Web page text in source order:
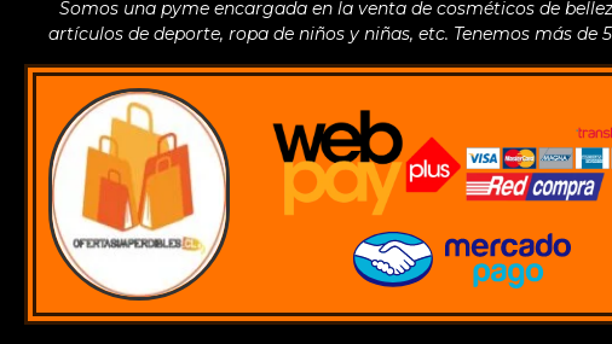
Somos una pyme encargada en la venta de cosméticos de
artículos de deporte, ropa de niños y niñas, etc. Tenemos más de